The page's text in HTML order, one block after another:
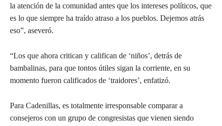
la atención de la comunidad antes que los intereses políticos, que
es lo que siempre ha traído atraso a los pueblos. Dejemos atrás
eso”, aseveró.
“Los que ahora critican y califican de ‘niños’, detrás de
bambalinas, para que tontos útiles sigan la corriente, en su
momento fueron calificados de ‘traidores’, enfatizó.
Para Cadenillas, es totalmente irresponsable comparar a
consejeros con un grupo de congresistas que vienen siendo